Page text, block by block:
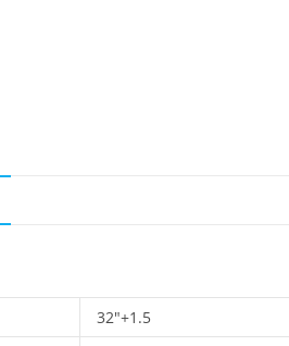
32"+1.5